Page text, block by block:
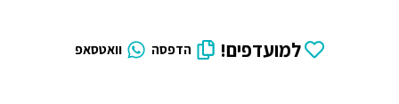
למועדפים! הדפסה וואטסאפ